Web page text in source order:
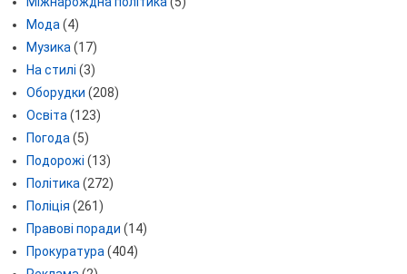
Мода (4)
Музика (17)
На стилі (3)
Оборудки (208)
Освіта (123)
Погода (5)
Подорожі (13)
Політика (272)
Поліція (261)
Правові поради (14)
Прокуратура (404)